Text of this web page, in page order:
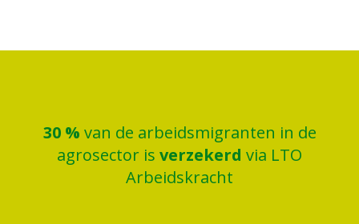
30 % van de arbeidsmigranten in de
agrosector is verzekerd via LTO
Arbeidskracht